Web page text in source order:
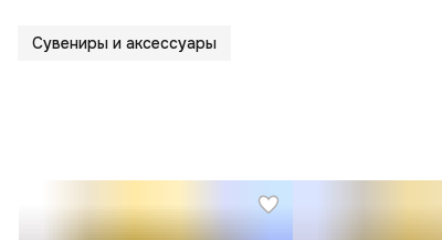
Сувениры и аксессуары